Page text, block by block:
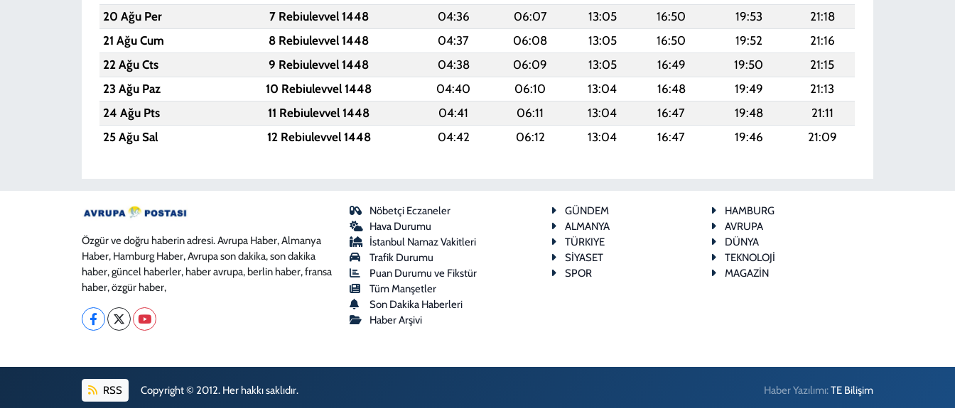
20 Ağu Per
7 Rebiulevvel 1448 04:36 06:07 13:05 16:50 19:53
21:18
21 Ağu Cum
8 Rebiulevvel 1448 04:37 06:08 13:05 16:50 19:52
21:16
22 Ağu Cts
9 Rebiulevvel 1448 04:38 06:09 13:05 16:49 19:50
21:15
23 Ağu Paz
10 Rebiulevvel 1448 04:40 06:10 13:04 16:48 19:49
21:13
24 Ağu Pts
11 Rebiulevvel 1448 04:41 06:11 13:04 16:47 19:48
21:11
25 Ağu Sal
12 Rebiulevvel 1448 04:42 06:12 13:04 16:47 19:46 21:09
Özgür ve doğru haberin adresi. Avrupa Haber, Almanya
Haber, Hamburg Haber, Avrupa son dakika, son dakika
haber, güncel haberler, haber avrupa, berlin haber, fransa
haber, özgür haber,
Nöbetçi Eczaneler
Hava Durumu
İstanbul Namaz Vakitleri
Trafik Durumu
Puan Durumu ve Fikstür
Tüm Manşetler
Son Dakika Haberleri
Haber Arşivi
GÜNDEM
HAMBURG
ALMANYA
AVRUPA
TÜRKIYE
DÜNYA
SİYASET
TEKNOLOJİ
SPOR
MAGAZİN
RSS Copyright © 2012. Her hakkı saklıdır. Haber Yazılımı:TE Bilişim